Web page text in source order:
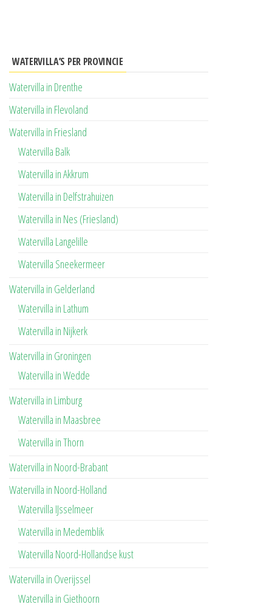
WATERVILLA’S PER PROVINCIE
Watervilla in Drenthe
Watervilla in Flevoland
Watervilla in Friesland
Watervilla Balk
Watervilla in Akkrum
Watervilla in Delfstrahuizen
Watervilla in Nes (Friesland)
Watervilla Langelille
Watervilla Sneekermeer
Watervilla in Gelderland
Watervilla in Lathum
Watervilla in Nijkerk
Watervilla in Groningen
Watervilla in Wedde
Watervilla in Limburg
Watervilla in Maasbree
Watervilla in Thorn
Watervilla in Noord-Brabant
Watervilla in Noord-Holland
Watervilla IJsselmeer
Watervilla in Medemblik
Watervilla Noord-Hollandse kust
Watervilla in Overijssel
Watervilla in Giethoorn